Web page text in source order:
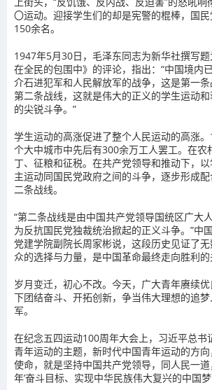
〇运动。迎接学生们的却是宪警的棍棒，国
150余名。
1947年5月30日，毛泽东同志为新华社撰写
在全民的包围中》的评论，指出：“中国境内
介石进犯军和人民解放军的战争，这是第一
第二条战线，这就是伟大的正义的学生运动
的尖锐斗争。”
学生运动的高涨促进了整个人民运动的高涨
个大中城市中先后有300余万工人罢工。在农
丁、征粮和征税。在共产党领导和推动下，
主运动同国民党政府之间的斗争，逐步形成
二条战线。
“第二条战线是由中国共产党领导国统区广大
为反抗国民党独裁统治掀起的正义斗争。”中
党建学院副院长周家彬说，这段历史见证了
众的选择与力量，是中国革命最终走向胜利的
岁月变迁，初心不改。今天，广大青年赓续
下团结奋斗、开拓创新，争当伟大理想的追
军。
在纪念五四运动100周年大会上，习近平总书
青年运动的主题，新时代中国青年运动的方
使命，就是坚持中国共产党领导，同人民一道
年’奋斗目标、实现中华民族伟大复兴的中国